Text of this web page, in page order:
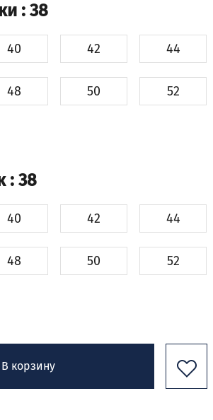
: 38
40 42 44
48 50 52
: 38
40 42 44
48 50 52
В корзину